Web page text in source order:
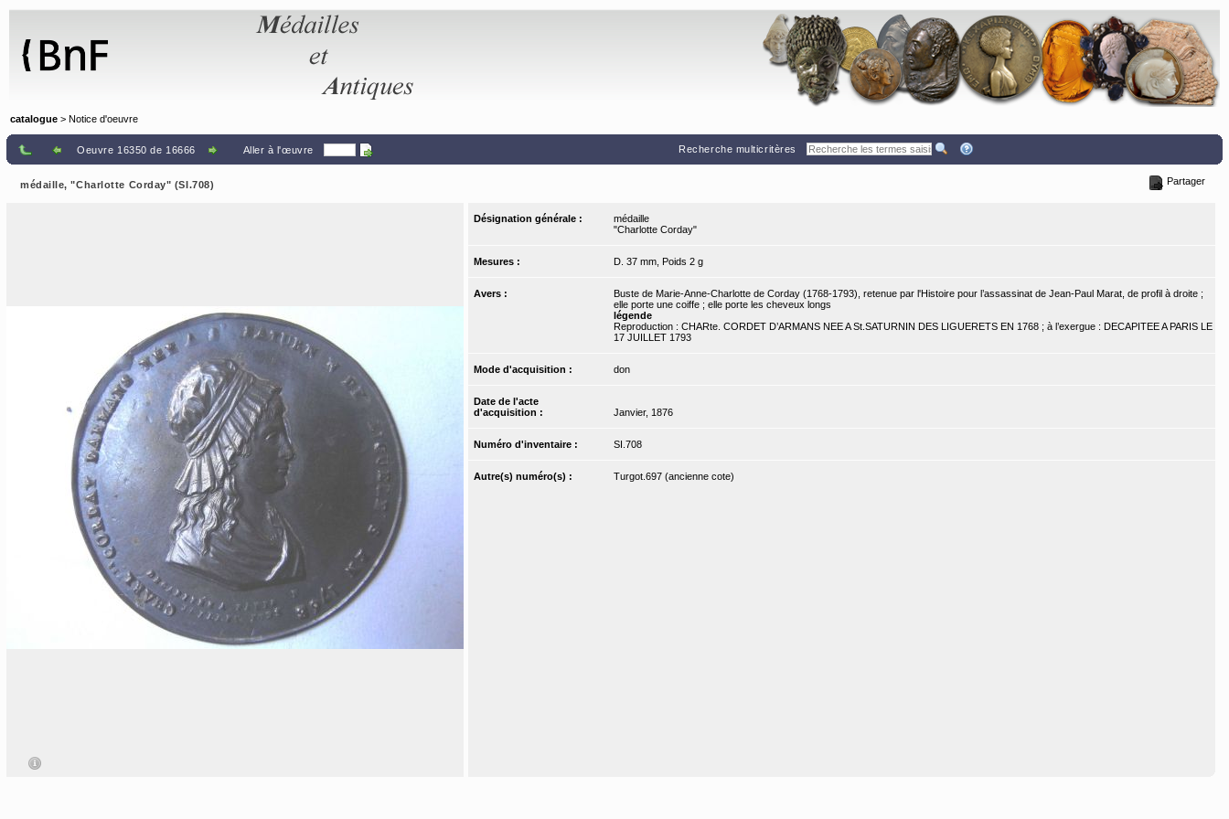
catalogue > Notice d'oeuvre
Oeuvre 16350 de 16666 Aller à l'œuvre Recherche multicritères
médaille, "Charlotte Corday" (SI.708) Partager
Désignation générale :
médaille
"Charlotte Corday"
Mesures : D. 37 mm, Poids 2 g
Avers :
Buste de Marie-Anne-Charlotte de Corday (1768-1793), retenue par l'Histoire pour l’assassinat de Jean-Paul Marat, de profil à droite ;
elle porte une coiffe ; elle porte les cheveux longs
légende
Reproduction : CHARte. CORDET D’ARMANS NEE A St.SATURNIN DES LIGUERETS EN 1768 ; à l’exergue : DECAPITEE A PARIS LE
17 JUILLET 1793
Mode d'acquisition : don
Date de l'acte
d'acquisition :
Janvier, 1876
Numéro d'inventaire : SI.708
Autre(s) numéro(s) : Turgot.697 (ancienne cote)